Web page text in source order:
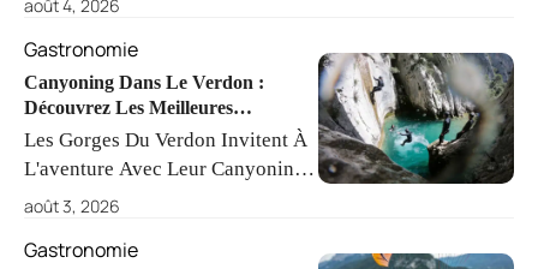
Conca. Préparez-Vous À Relever
Ce Défi Avec Endurance Et
Équipement Adapté Pour Profiter
De Chaque Moment.
août 4, 2026
Gastronomie
Canyoning Dans Le Verdon :
Découvrez Les Meilleures
Excursions !
Les Gorges Du Verdon Invitent À
L'aventure Avec Leur Canyoning
Captivant. À Travers Des Parcours
Explorer Des Paysages À Couper
août 3, 2026
Gastronomie